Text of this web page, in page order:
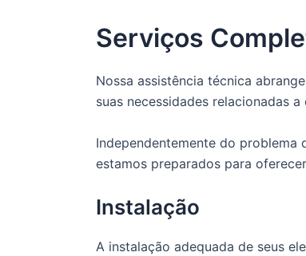
Serviços
Nossa assistência técnica
suas necessidades relacionadas
Independentemente do
estamos preparados para
Instalação
A instalação adequada de seus